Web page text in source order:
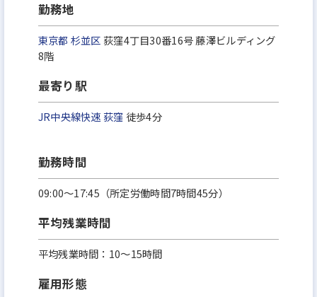
勤務地
東京都 杉並区 荻窪4丁目30番16号 藤澤ビルディング
8階
最寄り駅
JR中央線快速荻窪 徒歩4分
勤務時間
09:00～17:45（所定労働時間7時間45分）
平均残業時間
平均残業時間：10～15時間
雇用形態